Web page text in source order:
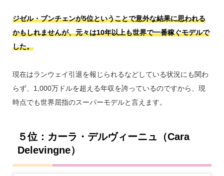
ジゼル・ブンチェンが5位ということで意外な結果に思われる
かもしれませんが、元々は10年以上も世界で一番稼ぐモデルで
した。
現在はランウェイ引退を報じられるなどしている状況にも関わ
らず、1,000万ドルを超える年収を誇っているのですから、現
時点でも世界屈指のスーパーモデルと言えます。
５位：カーラ・デルヴィーニュ（Cara
Delevingne）